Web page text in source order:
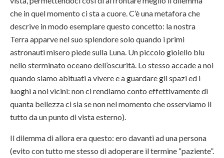
che in quel momento ci sta a cuore. C’è una metafora che
descrive in modo esemplare questo concetto: la nostra
Terra apparve nel suo splendore solo quando i primi
astronauti misero piede sulla Luna. Un piccolo gioiello blu
nello sterminato oceano dell’oscurità. Lo stesso accade a noi
quando siamo abituati a vivere e a guardare gli spazi ed i
luoghi a noi vicini: non ci rendiamo conto effettivamente di
quanta bellezza ci sia se non nel momento che osserviamo il
tutto da un punto di vista esterno).
Il dilemma di allora era questo: ero davanti ad una persona
(evito con tutto me stesso di adoperare il termine “paziente”.